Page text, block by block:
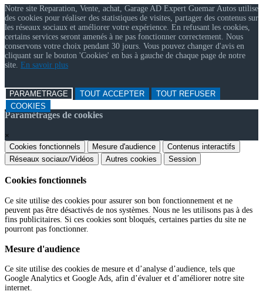
Notre site Reparation, Vente, achat, Garage AD Expert Guemar Autos utilise
des cookies pour réaliser des statistiques de visites, partager des contenus sur
les réseaux sociaux et améliorer votre expérience. En refusant les cookies,
certains services seront amenés à ne pas fonctionner correctement. Nous
conservons votre choix pendant 30 jours. Vous pouvez changer d'avis en
cliquant sur le bouton 'Cookies' en bas à gauche de chaque page de notre
site. En savoir plus
PARAMETRAGE TOUT ACCEPTER
TOUT REFUSER
COOKIES
Paramétrages de cookies
×
Cookies fonctionnels
Mesure d'audience
Contenus interactifs
Réseaux sociaux/Vidéos
Autres cookies Session
Cookies fonctionnels
Ce site utilise des cookies pour assurer son bon fonctionnement et ne
peuvent pas être désactivés de nos systèmes. Nous ne les utilisons pas à des
fins publicitaires. Si ces cookies sont bloqués, certaines parties du site ne
pourront pas fonctionner.
Mesure d'audience
Ce site utilise des cookies de mesure et d’analyse d’audience, tels que
Google Analytics et Google Ads, afin d’évaluer et d’améliorer notre site
internet.